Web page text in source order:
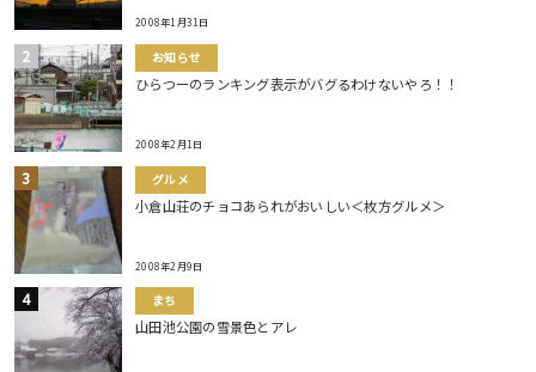
2008年1月31日
お知らせ
ひらつーのランキング表示がバグるわけないやろ！！
2008年2月1日
グルメ
小倉山荘のチョコあられがおいしい＜枚方グルメ＞
2008年2月9日
まち
山田池公園の雪景色とアレ